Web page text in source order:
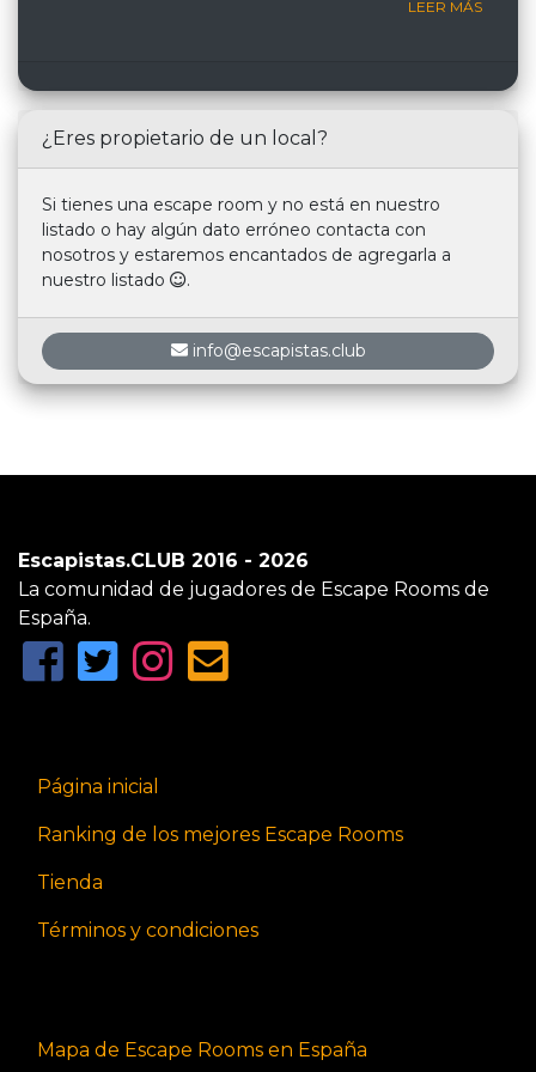
LEER MÁS
¿Eres propietario de un local?
Si tienes una escape room y no está en nuestro
listado o hay algún dato erróneo contacta con
nosotros y estaremos encantados de agregarla a
nuestro listado
.
info@escapistas.club
Escapistas.CLUB 2016 - 2026
La comunidad de jugadores de Escape Rooms de
España.
Página inicial
Ranking de los mejores Escape Rooms
Tienda
Términos y condiciones
Mapa de Escape Rooms en España